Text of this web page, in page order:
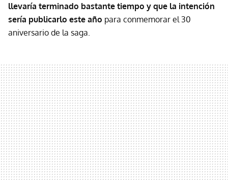
llevaría terminado bastante tiempo y que la intención
sería publicarlo este año para conmemorar el 30
aniversario de la saga.